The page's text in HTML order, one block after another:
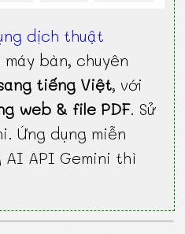
dịch thuật
máy bàn, chuyên
tiếng Việt, với
web & file PDF. Sử
Ứng dụng miễn
AI API Gemini thì